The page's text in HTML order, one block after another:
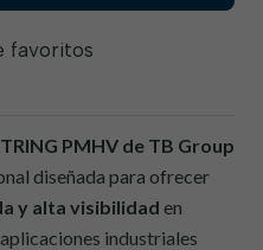
favoritos
PMHV de TB Group
diseñada para ofrecer
y alta visibilidad en
industriales